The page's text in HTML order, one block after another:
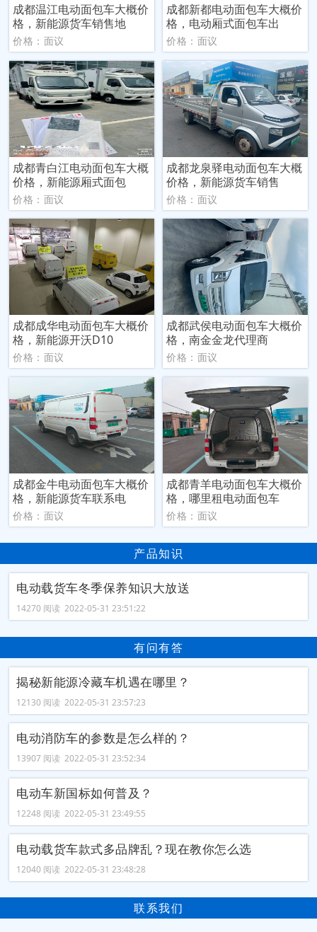
成都温江电动面包车大概价
格，新能源货车销售地
价格：面议
成都新都电动面包车大概价
格，电动厢式面包车出
价格：面议
成都青白江电动面包车大概
价格，新能源厢式面包
价格：面议
成都龙泉驿电动面包车大概
价格，新能源货车销售
价格：面议
成都成华电动面包车大概价
格，新能源开沃D10
价格：面议
成都武侯电动面包车大概价
格，南金金龙代理商
价格：面议
成都金牛电动面包车大概价
格，新能源货车联系电
价格：面议
成都青羊电动面包车大概价
格，哪里租电动面包车
价格：面议
产品知识
电动载货车冬季保养知识大放送
14270 阅读 2022-05-31 23:51:22
有问有答
揭秘新能源冷藏车机遇在哪里？
12130 阅读 2022-05-31 23:57:23
电动消防车的参数是怎么样的？
13907 阅读 2022-05-31 23:52:34
电动车新国标如何普及？
12248 阅读 2022-05-31 23:49:55
电动载货车款式多品牌乱？现在教你怎么选
12040 阅读 2022-05-31 23:48:28
联系我们